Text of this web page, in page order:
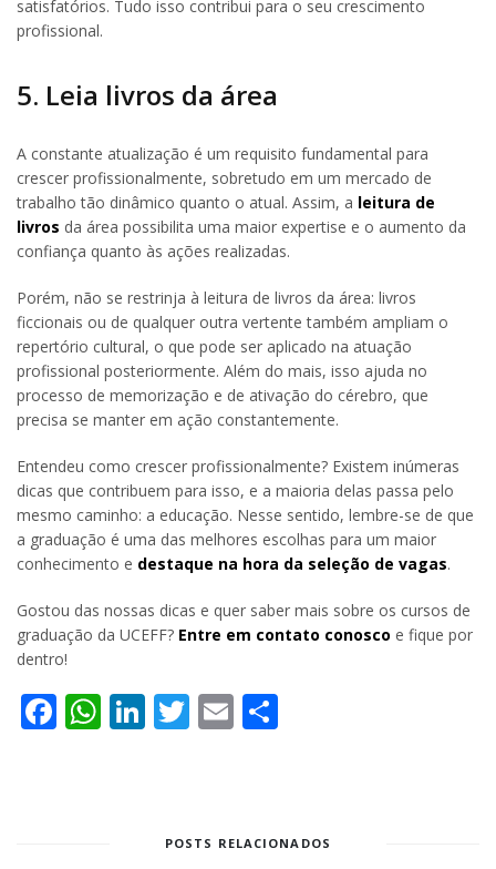
satisfatórios. Tudo isso contribui para o seu crescimento
profissional.
5. Leia livros da área
A constante atualização é um requisito fundamental para
crescer profissionalmente, sobretudo em um mercado de
trabalho tão dinâmico quanto o atual. Assim, a leitura de
livros da área possibilita uma maior expertise e o aumento da
confiança quanto às ações realizadas.
Porém, não se restrinja à leitura de livros da área: livros
ficcionais ou de qualquer outra vertente também ampliam o
repertório cultural, o que pode ser aplicado na atuação
profissional posteriormente. Além do mais, isso ajuda no
processo de memorização e de ativação do cérebro, que
precisa se manter em ação constantemente.
Entendeu como crescer profissionalmente? Existem inúmeras
dicas que contribuem para isso, e a maioria delas passa pelo
mesmo caminho: a educação. Nesse sentido, lembre-se de que
a graduação é uma das melhores escolhas para um maior
conhecimento e destaque na hora da seleção de vagas.
Gostou das nossas dicas e quer saber mais sobre os cursos de
graduação da UCEFF? Entre em contato conosco e fique por
dentro!
Facebook
WhatsApp
LinkedIn
Twitter
Email
POSTS RELACIONADOS